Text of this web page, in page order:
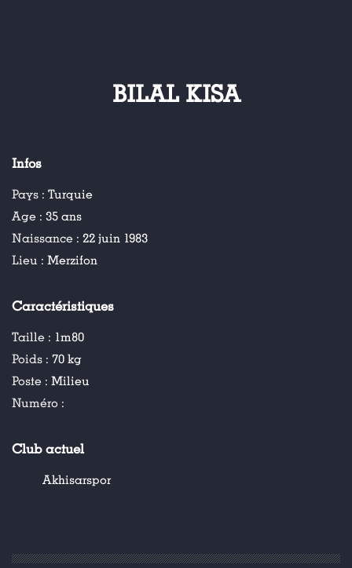
BILAL KISA
Infos
Pays : Turquie
Age : 35 ans
Naissance : 22 juin 1983
Lieu : Merzifon
Caractéristiques
Taille : 1m80
Poids : 70 kg
Poste : Milieu
Numéro :
Club actuel
Akhisarspor